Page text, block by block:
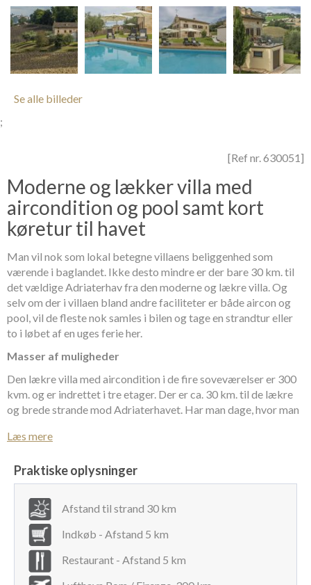
Se alle billeder
;
[Ref nr. 630051]
Moderne og lækker villa med
aircondition og pool samt kort
køretur til havet
Man vil nok som lokal betegne villaens beliggenhed som
værende i baglandet. Ikke desto mindre er der bare 30 km. til
det vældige Adriaterhav fra den moderne og lækre villa. Og
selv om der i villaen bland andre faciliteter er både aircon og
pool, vil de fleste nok samles i bilen og tage en strandtur eller
to i løbet af en uges ferie her.
Masser af muligheder
Den lækre villa med aircondition i de fire soveværelser er 300
kvm. og er indrettet i tre etager. Der er ca. 30 km. til de lækre
og brede strande mod Adriaterhavet. Har man dage, hvor man
haven finder man desuden en solid, muret grill, så der er
grønstager fra de lidt nærmere beliggende forhandlere af
kvalitetsmad. Der er altså masser af muligheder for kulinariske
oplevelser. Men det er langt fra det eneste, der er mulighed for
at opleve i den ellers mindre kendte region i Italien.
Kultur og rariteter
Mindre end en times kørsel sydpå, er en af regionens stolte
kulturhøjborge: Ascoli Piceno. Byen med ca. 60.000
Læs mere
Praktiske oplysninger
Afstand til strand 30 km
Indkøb - Afstand 5 km
Restaurant - Afstand 5 km